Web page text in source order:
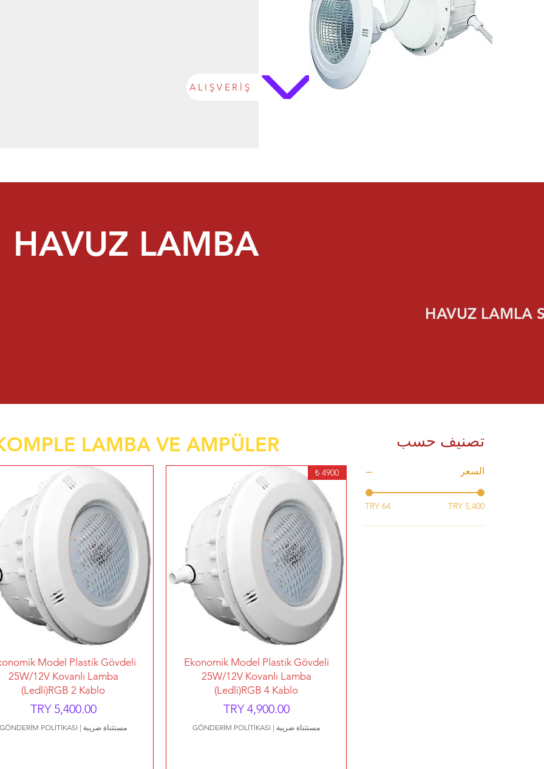
ALIŞVERİŞ
HAVUZ LAMBA
HAVUZ LAMLA
LAMBA VE AMPÜLER تصنيف حسب
السعر
العرض السريع
4900 ₺
Ekonomik Model Plastik Gövdeli
25W/12V Kovanlı Lamba
(Ledli)RGB 4 Kablo
السعر‏4,900.00 TRY
مستثناة ضريبة |
GÖNDERİM POLİTİKASI
العرض السريع
Model Plastik Gövdeli
25W/12V Kovanlı Lamba
(Ledli)RGB 2 Kablo
السعر‏5,400.00 TRY
مستثناة ضريبة |
GÖNDERİM POLİTİKASI